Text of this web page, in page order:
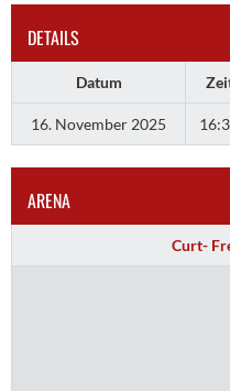
DETAILS
Datum
16. November 2025
ARENA
Curt-